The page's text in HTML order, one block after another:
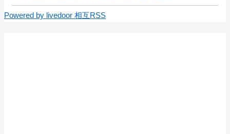
Powered by livedoor 相互RSS